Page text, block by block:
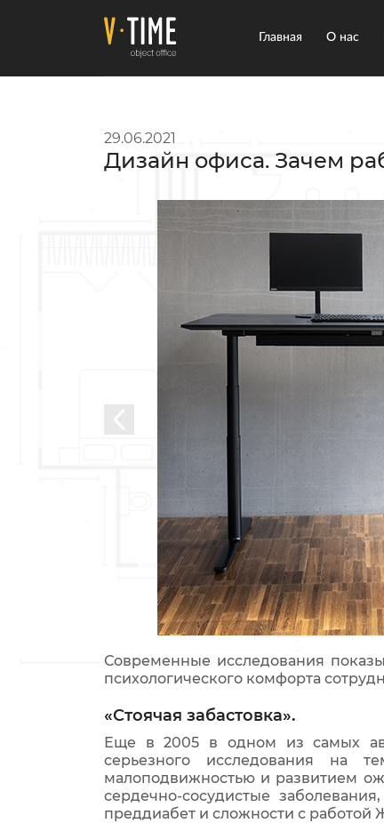
Главная О нас
29.06.2021
Дизайн офиса. Зачем
Современные исследования
психологического комфорта
«Стоячая забастовка».
Еще в 2005 в одном из самых
серьезного исследования на
малоподвижностью и развитием
сердечно-сосудистые
преддиабет и сложности с работой